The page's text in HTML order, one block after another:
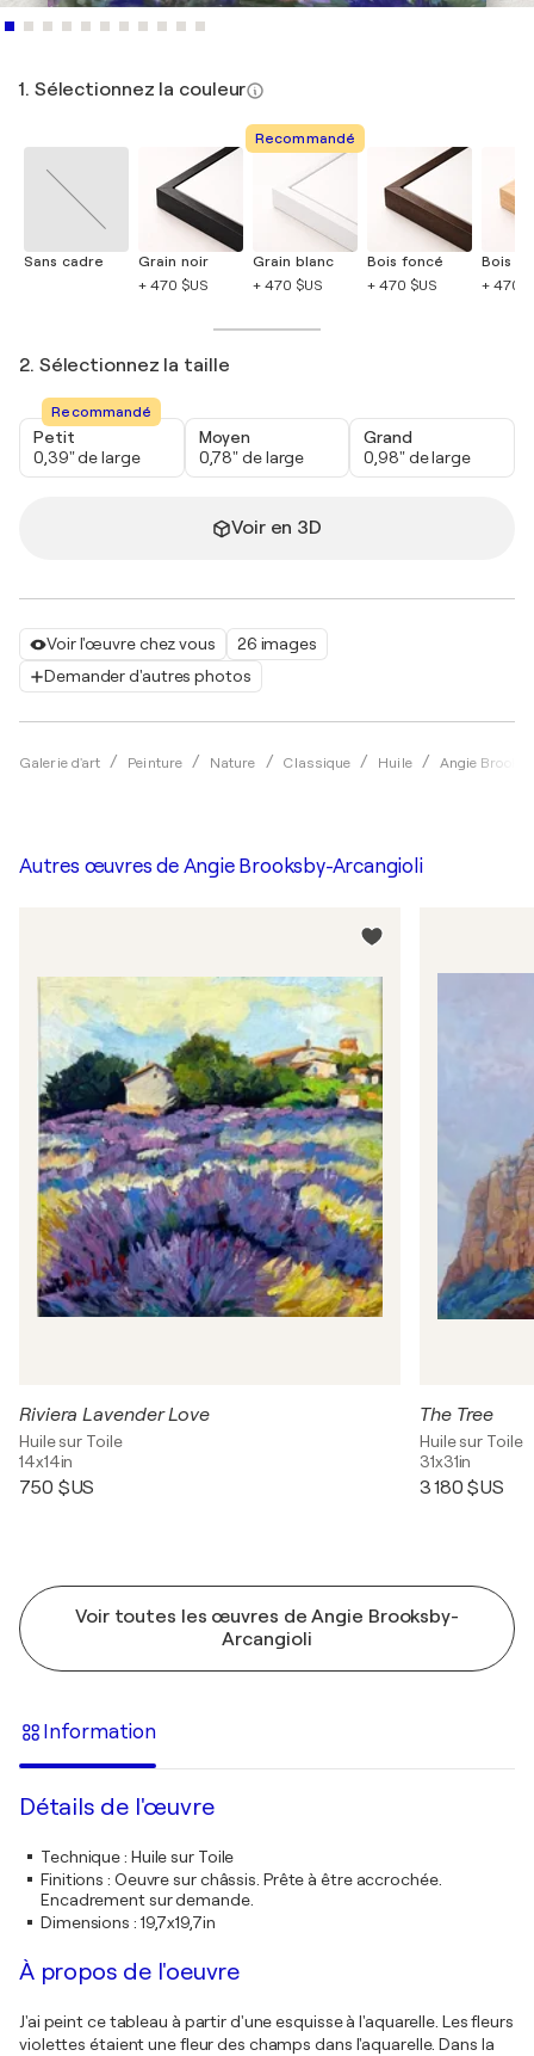
Voir l'œuvre chez vous
26 images
Demander d'autres photos
Galerie d'art Peinture Nature Classique Huile Angie
1. Sélectionnez la couleur
Sans cadre
Grain noir
+ 470 $US
Recommandé
Grain blanc
+ 470 $US
Bois foncé
+ 470 $US
Bois
+ 470
2. Sélectionnez la taille
Recommandé
Petit
0,39" de large
Moyen
0,78" de large
Grand
0,98" de large
Voir en 3D
Autres œuvres de Angie Brooksby-Arcangioli
Riviera Lavender Love
Huile sur Toile
14x14in
750 $US
The Tree
Huile sur Toile
31x31in
3 180 $US
Voir toutes les œuvres de Angie Brooksby-
Arcangioli
Information
Détails de l'œuvre
Technique: Huile sur Toile
Finitions : Oeuvre sur châssis. Prête à être accrochée.
Encadrement sur demande.
Dimensions : 19,7x19,7in
À propos de l'oeuvre
J'ai peint ce tableau à partir d'une esquisse à l'aquarelle. Les fleurs
violettes étaient une fleur des champs dans l'aquarelle. Dans la